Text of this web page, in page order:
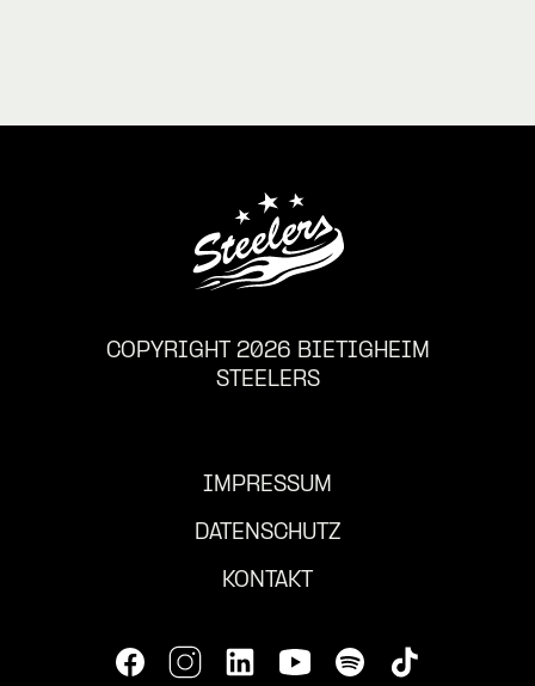
COPYRIGHT 2026 BIETIGHEIM
STEELERS
IMPRESSUM
DATENSCHUTZ
KONTAKT